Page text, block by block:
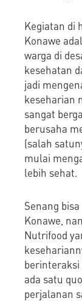
Kegiatan di
Konawe
warga di
kesehatan
jadi
keseharian
sangat
berusaha
(salah
mulai
lebih sehat.
Senang
Konawe,
Nutrifood
berinteraksi
ada satu
perjalanan